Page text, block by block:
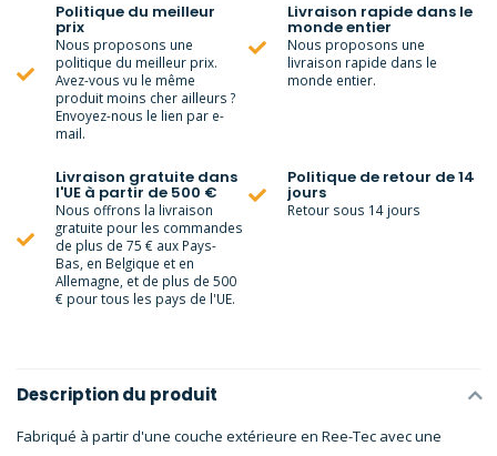
Politique du meilleur
prix
Nous proposons une
politique du meilleur prix.
Avez-vous vu le même
produit moins cher ailleurs ?
Envoyez-nous le lien par e-
mail.
Livraison rapide dans le
monde entier
Nous proposons une
livraison rapide dans le
monde entier.
Livraison gratuite dans
l'UE à partir de 500 €
Nous offrons la livraison
gratuite pour les commandes
de plus de 75 € aux Pays-
Bas, en Belgique et en
Allemagne, et de plus de 500
€ pour tous les pays de l'UE.
Politique de retour de 14
jours
Retour sous 14 jours
Description du produit
Fabriqué à partir d'une couche extérieure en Ree-Tec avec une